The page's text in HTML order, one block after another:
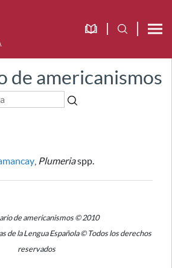
de americanismos
Plumeriaspp.
de americanismos © 2010
de la Lengua Española © Todos los derechos
reservados